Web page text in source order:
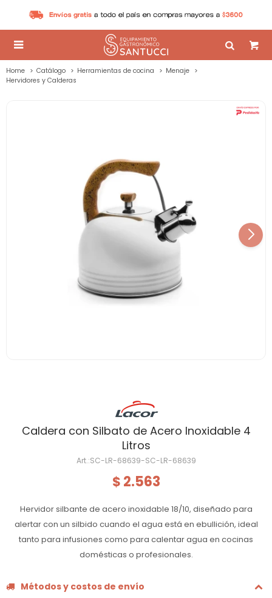

Home Catálogo Herramientas de cocina
Menaje
Hervidores y Calderas
Caldera con Silbato de Acero Inoxidable 4
Litros
SC-LR-68639-SC-LR-68639
$ 2.563
Hervidor silbante de acero inoxidable 18/10, diseñado para
alertar con un silbido cuando el agua está en ebullición, ideal
tanto para infusiones como para calentar agua en cocinas
domésticas o profesionales.
Métodos y costos de envío